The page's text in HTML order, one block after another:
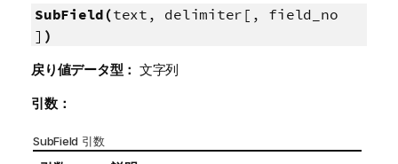
SubField(text, delimiter[, field_no
] )
戻り値データ型： 文字列
引数：
SubField 引数